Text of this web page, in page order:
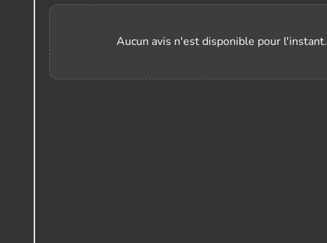
Aucun avis n'est disponible pour l'instant.